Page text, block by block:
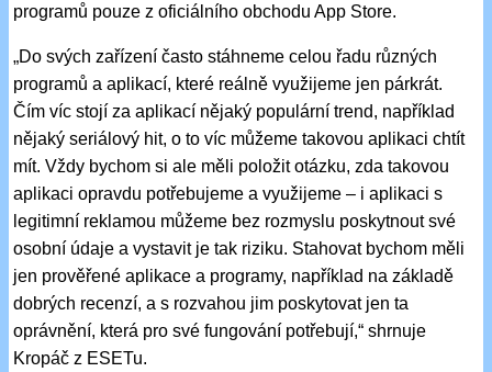
programů pouze z oficiálního obchodu App Store.
„Do svých zařízení často stáhneme celou řadu různých
programů a aplikací, které reálně využijeme jen párkrát.
Čím víc stojí za aplikací nějaký populární trend, například
nějaký seriálový hit, o to víc můžeme takovou aplikaci chtít
mít. Vždy bychom si ale měli položit otázku, zda takovou
aplikaci opravdu potřebujeme a využijeme – i aplikaci s
legitimní reklamou můžeme bez rozmyslu poskytnout své
osobní údaje a vystavit je tak riziku. Stahovat bychom měli
jen prověřené aplikace a programy, například na základě
dobrých recenzí, a s rozvahou jim poskytovat jen ta
oprávnění, která pro své fungování potřebují,“ shrnuje
Kropáč z ESETu.